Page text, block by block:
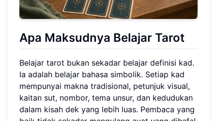
Apa Maksudnya Belajar Tarot
Belajar tarot bukan sekadar belajar definisi kad.
Ia adalah belajar bahasa simbolik. Setiap kad
mempunyai makna tradisional, petunjuk visual,
kaitan sut, nombor, tema unsur, dan kedudukan
dalam kisah dek yang lebih luas. Pembaca yang